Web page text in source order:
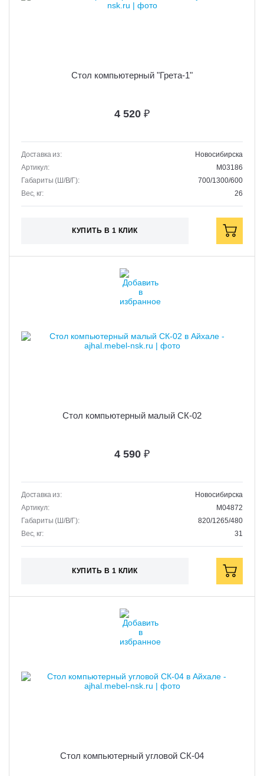
Стол компьютерный "Грета-1"
4 520 ₽
Доставка из:
Новосибирска
Артикул:
M03186
Габариты (Ш/В/Г):
700/1300/600
Вес, кг:
26
КУПИТЬ В 1 КЛИК
Стол компьютерный малый СК-02
4 590 ₽
Доставка из:
Новосибирска
Артикул:
M04872
Габариты (Ш/В/Г):
820/1265/480
Вес, кг:
31
КУПИТЬ В 1 КЛИК
Стол компьютерный угловой СК-04